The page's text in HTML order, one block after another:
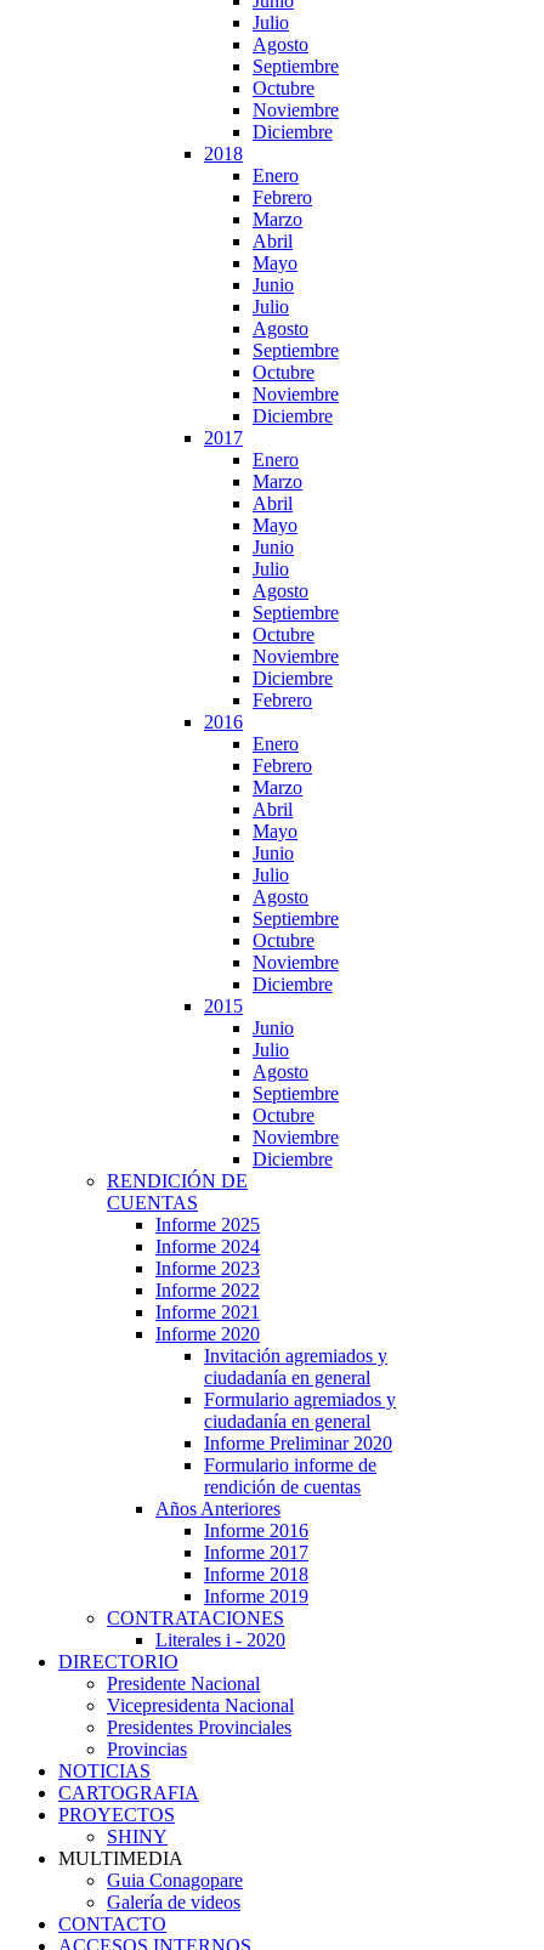
Julio
Agosto
Septiembre
Octubre
Noviembre
Diciembre
2018
Enero
Febrero
Marzo
Abril
Mayo
Junio
Julio
Agosto
Septiembre
Octubre
Noviembre
Diciembre
2017
Enero
Marzo
Abril
Mayo
Junio
Julio
Agosto
Septiembre
Octubre
Noviembre
Diciembre
Febrero
2016
Enero
Febrero
Marzo
Abril
Mayo
Junio
Julio
Agosto
Septiembre
Octubre
Noviembre
Diciembre
2015
Junio
Julio
Agosto
Septiembre
Octubre
Noviembre
Diciembre
RENDICIÓN DE
CUENTAS
Informe 2025
Informe 2024
Informe 2023
Informe 2022
Informe 2021
Informe 2020
Invitación agremiados y
ciudadanía en general
Formulario agremiados y
ciudadanía en general
Informe Preliminar 2020
Formulario informe de
rendición de cuentas
Años Anteriores
Informe 2016
Informe 2017
Informe 2018
Informe 2019
CONTRATACIONES
Literales i - 2020
DIRECTORIO
Presidente Nacional
Vicepresidenta Nacional
Presidentes Provinciales
Provincias
NOTICIAS
CARTOGRAFIA
PROYECTOS
SHINY
MULTIMEDIA
Guia Conagopare
Galería de videos
CONTACTO
ACCESOS INTERNOS